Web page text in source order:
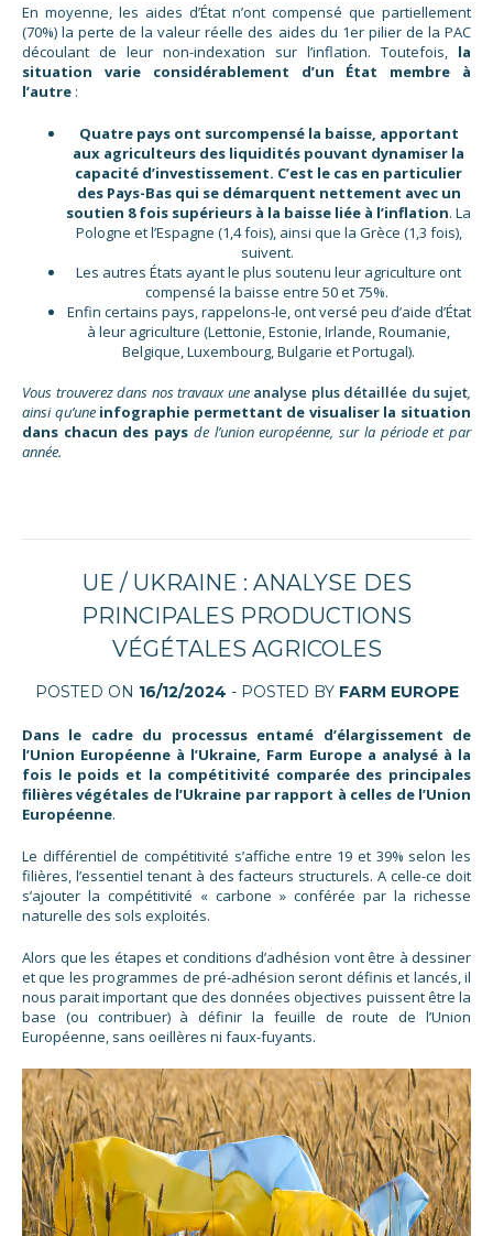
En moyenne, les aides d’État n’ont compensé que partiellement
(70%) la perte de la valeur réelle des aides du 1er pilier de la PAC
découlant de leur non-indexation sur l’inflation. Toutefois, la
situation varie considérablement d’un État membre à
l’autre :
Quatre pays ont surcompensé la baisse, apportant
aux agriculteurs des liquidités pouvant dynamiser la
capacité d’investissement. C’est le cas en particulier
des Pays-Bas qui se démarquent nettement avec un
soutien 8 fois supérieurs à la baisse liée à l’inflation. La
Pologne et l’Espagne (1,4 fois), ainsi que la Grèce (1,3 fois),
suivent.
Les autres États ayant le plus soutenu leur agriculture ont
compensé la baisse entre 50 et 75%.
Enfin certains pays, rappelons-le, ont versé peu d’aide d’État
à leur agriculture (Lettonie, Estonie, Irlande, Roumanie,
Belgique, Luxembourg, Bulgarie et Portugal).
Vous trouverez dans nos travaux une analyse plus détaillée du sujet,
ainsi qu’une infographie permettant de visualiser la situation
dans chacun des pays de l’union européenne, sur la période et par
année.
UE / UKRAINE : ANALYSE DES
PRINCIPALES PRODUCTIONS
VÉGÉTALES AGRICOLES
POSTED ON 16/12/2024 - POSTED BY FARM EUROPE
Dans le cadre du processus entamé d’élargissement de
l’Union Européenne à l’Ukraine, Farm Europe a analysé à la
fois le poids et la compétitivité comparée des principales
filières végétales de l’Ukraine par rapport à celles de l’Union
Européenne.
Le différentiel de compétitivité s’affiche entre 19 et 39% selon les
filières, l’essentiel tenant à des facteurs structurels. A celle-ce doit
s’ajouter la compétitivité « carbone » conférée par la richesse
naturelle des sols exploités.
Alors que les étapes et conditions d’adhésion vont être à dessiner
et que les programmes de pré-adhésion seront définis et lancés, il
nous parait important que des données objectives puissent être la
base (ou contribuer) à définir la feuille de route de l’Union
Européenne, sans oeillères ni faux-fuyants.